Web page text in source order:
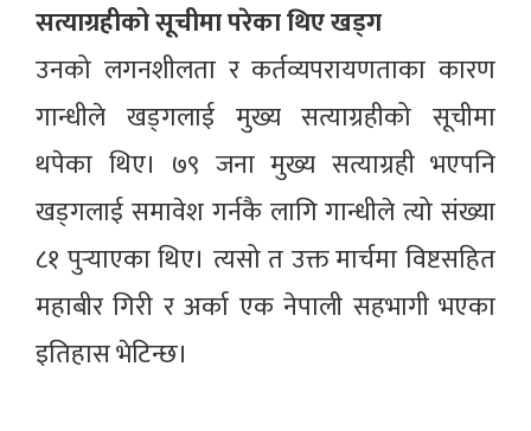
सत्याग्रहीको सूचीमा परेका थिए खड्ग
उनको लगनशीलता र कर्तव्यपरायणताका कारण
गान्धीले खड्गलाई मुख्य सत्याग्रहीको सूचीमा
थपेका थिए। ७९ जना मुख्य सत्याग्रही भएपनि
खड्गलाई समावेश गर्नकै लागि गान्धीले त्यो संख्या
८१ पुर्‍याएका थिए। त्यसो त उक्त मार्चमा विष्टसहित
महाबीर गिरी र अर्का एक नेपाली सहभागी भएका
इतिहास भेटिन्छ।